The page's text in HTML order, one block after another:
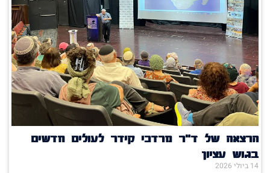
הרצאה של ד"ר מרדכי קידר לעולים חדשים
בגוש עציון
14 ביולי 2026